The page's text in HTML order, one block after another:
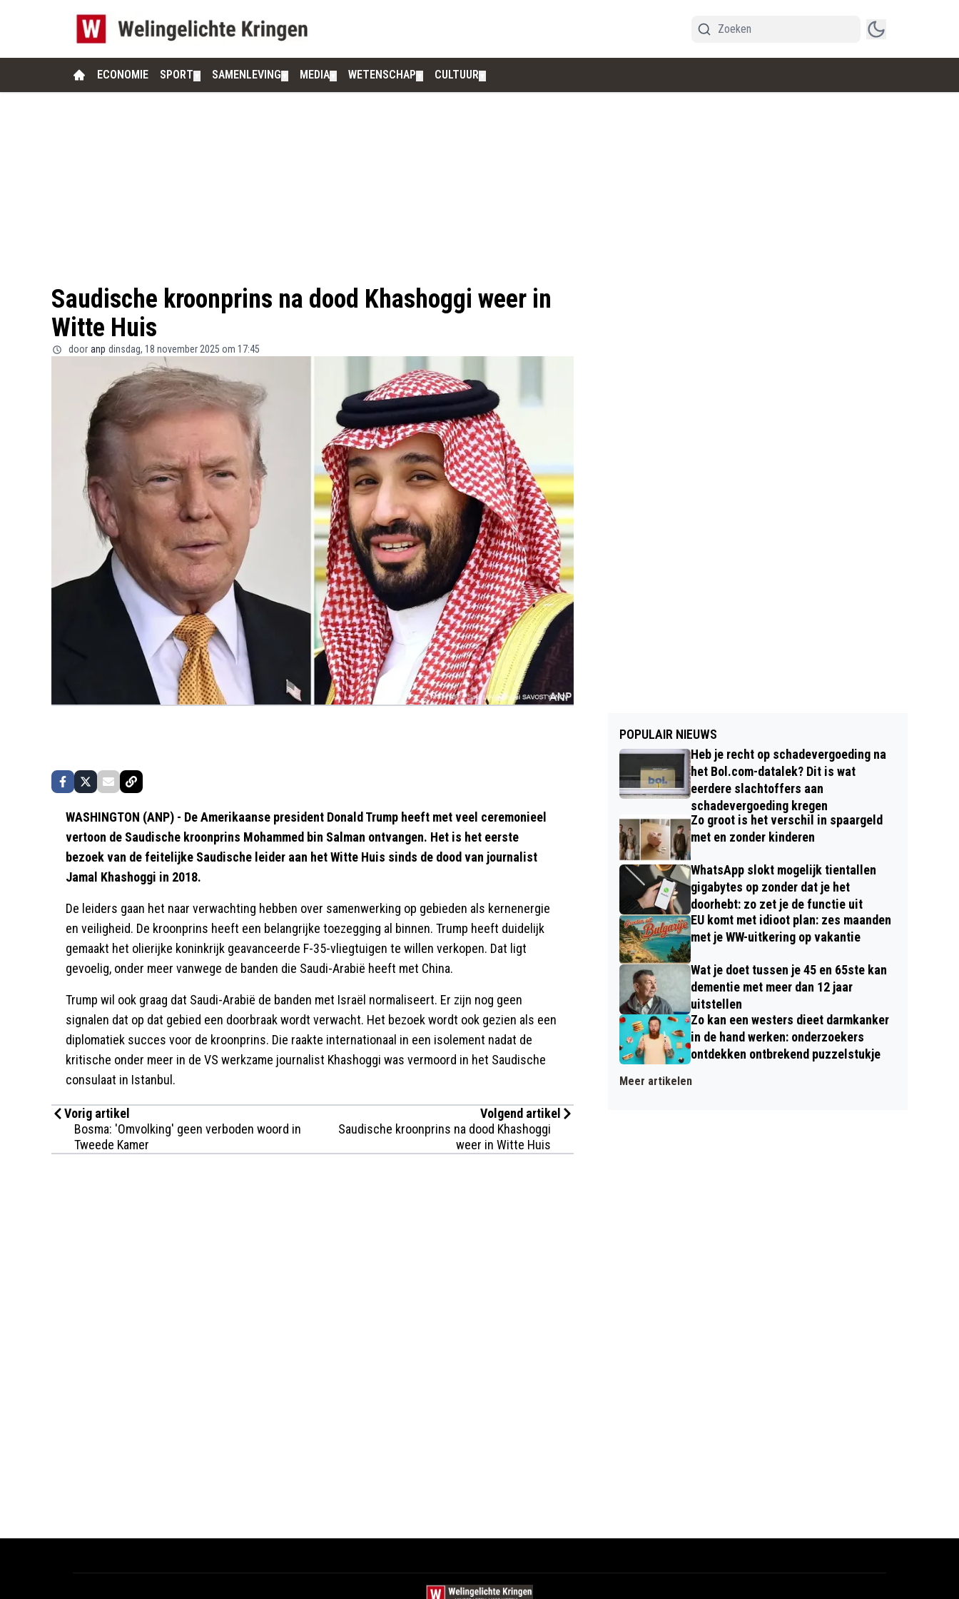
ECONOMIE SPORT SAMENLEVING MEDIA WETENSCHAP CULTUUR
Saudische kroonprins na dood Khashoggi weer in
Witte Huis
door anp dinsdag, 18 november 2025 om 17:45
WASHINGTON (ANP) - De Amerikaanse president Donald Trump heeft met veel ceremonieel
vertoon de Saudische kroonprins Mohammed bin Salman ontvangen. Het is het eerste
bezoek van de feitelijke Saudische leider aan het Witte Huis sinds de dood van journalist
Jamal Khashoggi in 2018.
De leiders gaan het naar verwachting hebben over samenwerking op gebieden als kernenergie
en veiligheid. De kroonprins heeft een belangrijke toezegging al binnen. Trump heeft duidelijk
gemaakt het olierijke koninkrijk geavanceerde F-35-vliegtuigen te willen verkopen. Dat ligt
gevoelig, onder meer vanwege de banden die Saudi-Arabië heeft met China.
Trump wil ook graag dat Saudi-Arabië de banden met Israël normaliseert. Er zijn nog geen
signalen dat op dat gebied een doorbraak wordt verwacht. Het bezoek wordt ook gezien als een
diplomatiek succes voor de kroonprins. Die raakte internationaal in een isolement nadat de
kritische onder meer in de VS werkzame journalist Khashoggi was vermoord in het Saudische
consulaat in Istanbul.
Vorig artikel
Bosma: 'Omvolking' geen verboden woord in
Tweede Kamer
Volgend artikel
Saudische kroonprins na dood Khashoggi
weer in Witte Huis
POPULAIR NIEUWS
Heb je recht op schadevergoeding na
het Bol.com-datalek? Dit is wat
eerdere slachtoffers aan
schadevergoeding kregen
Zo groot is het verschil in spaargeld
met en zonder kinderen
WhatsApp slokt mogelijk tientallen
gigabytes op zonder dat je het
doorhebt: zo zet je de functie uit
EU komt met idioot plan: zes maanden
met je WW-uitkering op vakantie
Wat je doet tussen je 45 en 65ste kan
dementie met meer dan 12 jaar
uitstellen
Zo kan een westers dieet darmkanker
in de hand werken: onderzoekers
ontdekken ontbrekend puzzelstukje
Meer artikelen